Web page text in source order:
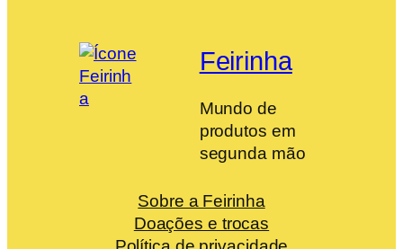
Feirinha
Mundo de
produtos em
segunda mão
Sobre a Feirinha
Doações e trocas